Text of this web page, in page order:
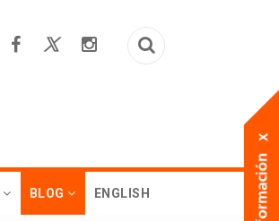
BLOG ENGLISH